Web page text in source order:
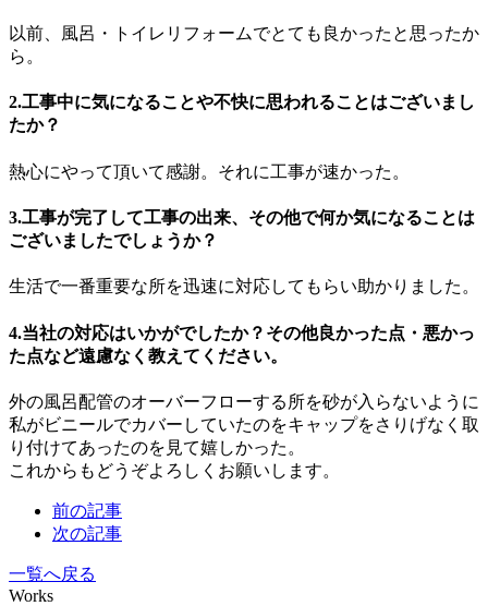
以前、風呂・トイレリフォームでとても良かったと思ったか
ら。
2.工事中に気になることや不快に思われることはございまし
たか？
熱心にやって頂いて感謝。それに工事が速かった。
3.工事が完了して工事の出来、その他で何か気になることは
ございましたでしょうか？
生活で一番重要な所を迅速に対応してもらい助かりました。
4.当社の対応はいかがでしたか？その他良かった点・悪かっ
た点など遠慮なく教えてください。
外の風呂配管のオーバーフローする所を砂が入らないように
私がビニールでカバーしていたのをキャップをさりげなく取
り付けてあったのを見て嬉しかった。
これからもどうぞよろしくお願いします。
前の記事
次の記事
一覧へ戻る
Works